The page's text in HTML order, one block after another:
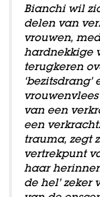
Bianchi wil
delen van
vrouwen,
hardnekkige
terugkeren
van een
een
trauma, zegt
vertrekpunt
haar
de hel’ zeker